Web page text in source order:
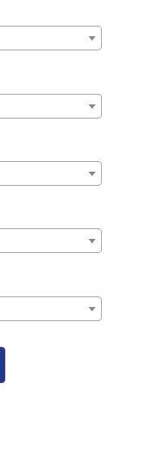
main
instead.